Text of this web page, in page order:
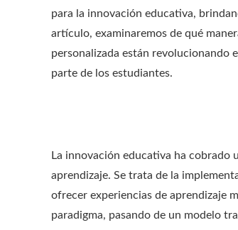
para la innovación educativa,
artículo, examinaremos de qué
personalizada están revolucionando
parte de los estudiantes.
La innovación educativa ha cobrado
aprendizaje. Se trata de la
ofrecer experiencias de aprendizaje
paradigma, pasando de un modelo